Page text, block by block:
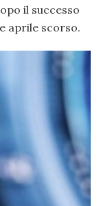
il successo
aprile scorso.